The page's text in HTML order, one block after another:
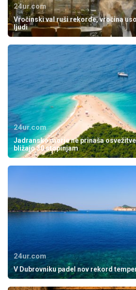
24ur.com
Vročinski val ruši rekorde, vročina
ljudi
24ur.com
Jadransko morje ne prinaša
bližajo 30 stopinjam
24ur.com
V Dubrovniku padel nov rekord